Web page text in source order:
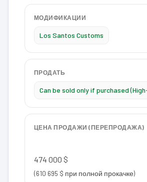
МОДИФИКАЦИИ
Los Santos Customs
ПРОДАТЬ
Can be sold only if purchased
ЦЕНА ПРОДАЖИ (ПЕРЕПРОДАЖА)
474 000 $
(610 695 $ при полной прокачке)